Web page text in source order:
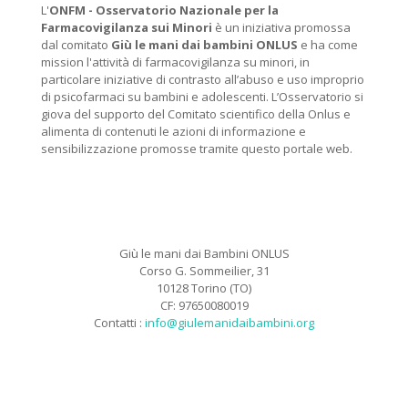
L'ONFM - Osservatorio Nazionale per la
Farmacovigilanza sui Minori è un iniziativa promossa
dal comitato Giù le mani dai bambini ONLUS e ha come
mission l'attività di farmacovigilanza su minori, in
particolare iniziative di contrasto all’abuso e uso improprio
di psicofarmaci su bambini e adolescenti. L’Osservatorio si
giova del supporto del Comitato scientifico della Onlus e
alimenta di contenuti le azioni di informazione e
sensibilizzazione promosse tramite questo portale web.
Giù le mani dai Bambini ONLUS
Corso G. Sommeilier, 31
10128 Torino (TO)
CF: 97650080019
Contatti : info@giulemanidaibambini.org